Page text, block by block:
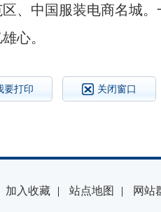
、中国服装电商名城
心。
要打印 关闭窗口
加入收藏 | 站点地图 | 网站